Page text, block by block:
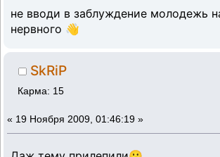
не вводи в заблуждение молодежь
нервного 👋
SkRiP
Карма: 15
« 19 Ноября 2009, 01:46:19 »